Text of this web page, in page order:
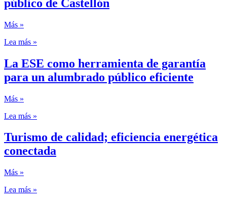
público de Castellón
Más »
Lea más »
La ESE como herramienta de garantía
para un alumbrado público eficiente
Más »
Lea más »
Turismo de calidad; eficiencia energética
conectada
Más »
Lea más »